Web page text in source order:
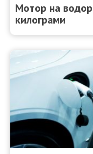
Мотор на
килограми